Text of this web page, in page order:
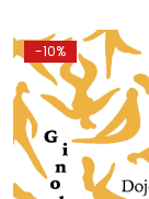
-10%